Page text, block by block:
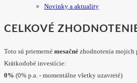
Novinky a aktuality
CELKOVÉ
Toto sú priemerné mesačné zhodnotenia
Krátkodobé investície:
0% (0% p.a. - momentálne všetky uzavreté)